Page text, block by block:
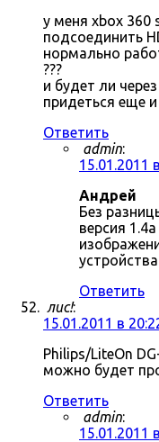
у меня xbox 360
подсоединить
нормально
???
и будет ли
придеться еще
Ответить
admin:
15.01.2011
Андрей
Без
версия
Ответить
лис!:
15.01.2011 в
Philips/LiteOn
можно будет
Ответить
admin:
15.01.2011